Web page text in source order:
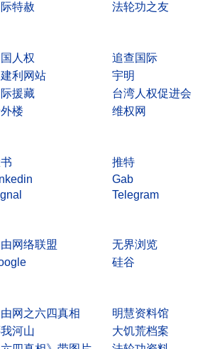
特赦
法轮功之友
人权 追查国际
利网站
宇明
援藏
台湾人权促进会
楼
维权网
推特
Gab
Telegram
网络联盟 无界浏览
硅谷
由网之六四真相 明慧资料馆
河山
大饥荒档案